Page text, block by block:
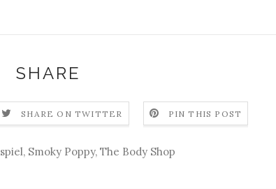
SHARE
SHARE ON TWITTER PIN THIS POST
, Smoky Poppy, The Body Shop